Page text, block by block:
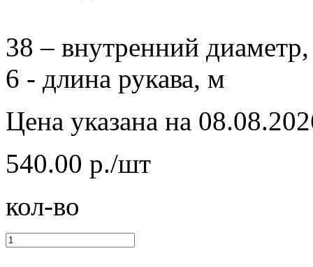
38 – внутренний
6 - длина рукава, м
Цена указана на
540.00 р./шт
кол-во